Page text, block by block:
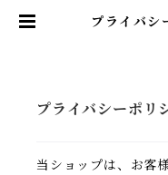
プライバシ
プライバシーポリ
当ショップは、お客